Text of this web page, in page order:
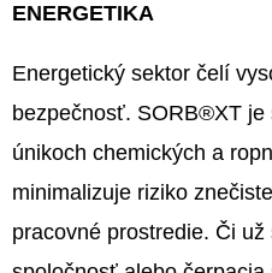
ENERGETIKA
Energetický sektor čelí
bezpečnosť. SORB®XT
únikoch chemických a
minimalizuje riziko
pracovné prostredie. Či
O
D
P
O
R
Ú
Č
A